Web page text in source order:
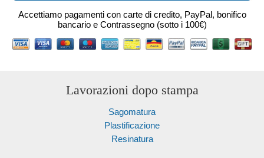
Accettiamo pagamenti con carte di credito, PayPal, bonifico
bancario e Contrassegno (sotto i 100€)
Lavorazioni dopo stampa
Sagomatura
Plastificazione
Resinatura